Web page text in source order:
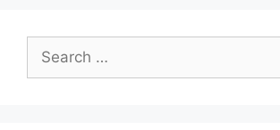
for: